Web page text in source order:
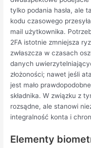
tylko podania hasła, ale
kodu czasowego
mail użytkownika.
2FA istotnie zmniejsza
zwłaszcza w czasach
danych
złożoności; nawet jeśli
jest mało
składnika. W związku z
rozsądne, ale stanowi
integralność konta i
Elementy